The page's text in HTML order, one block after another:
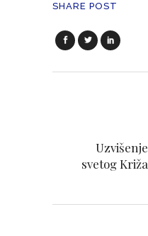
SHARE POST
Uzvišenje
svetog Križa